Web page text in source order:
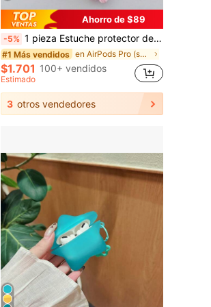
Ahorro de $89
-5% 1 pieza Estuche protector de auriculares Bluetooth rosa mate de TPU con colgante de sakura, diseño lindo de sakura, adecuado para AirPods Pro 3, Pro (2da generación), 3, Pro, 4, adecuado para uso diario, primavera, Día de la Madre, cumpleaños, temporada de graduación, entrega rápida
#1 Más vendidos en AirPods Pro (segunda generación) Estuches para
$1.701 100+ vendidos
Estimado
3 otros vendedores